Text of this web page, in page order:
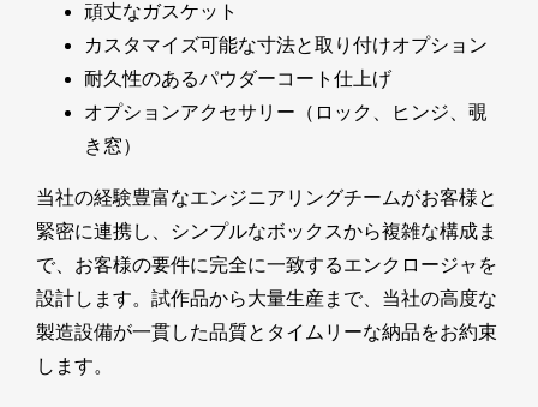
頑丈なガスケット
カスタマイズ可能な寸法と取り付けオプション
耐久性のあるパウダーコート仕上げ
オプションアクセサリー（ロック、ヒンジ、覗
き窓）
当社の経験豊富なエンジニアリングチームがお客様と
緊密に連携し、シンプルなボックスから複雑な構成ま
で、お客様の要件に完全に一致するエンクロージャを
設計します。試作品から大量生産まで、当社の高度な
製造設備が一貫した品質とタイムリーな納品をお約束
します。